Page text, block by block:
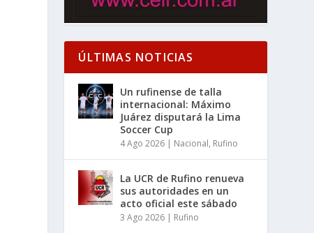
ÚLTIMAS NOTICIAS
Un rufinense de talla
internacional: Máximo
Juárez disputará la Lima
Soccer Cup
4 Ago 2026 | Nacional, Rufino
La UCR de Rufino renueva
sus autoridades en un
acto oficial este sábado
3 Ago 2026 | Rufino